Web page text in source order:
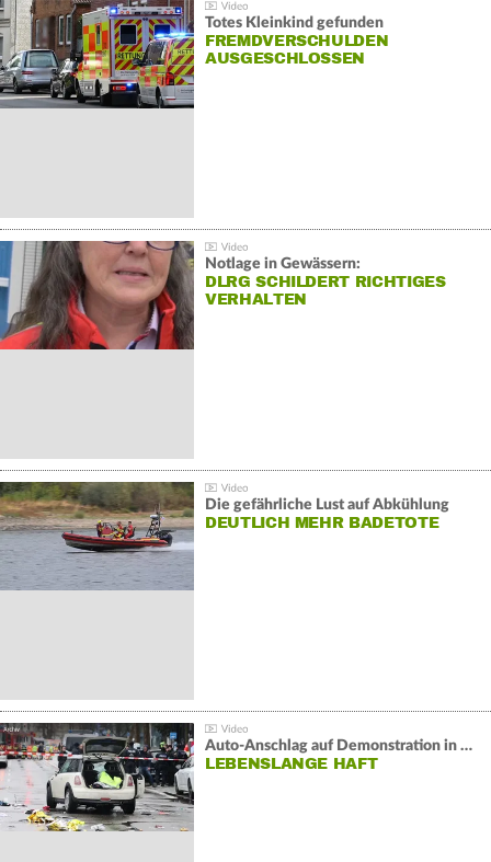
Totes Kleinkind gefunden
FREMDVERSCHULDEN
AUSGESCHLOSSEN
Notlage in Gewässern:
DLRG SCHILDERT RICHTIGES
VERHALTEN
Die gefährliche Lust auf Abkühlung
DEUTLICH MEHR BADETOTE
Auto-Anschlag auf Demonstration in München:
LEBENSLANGE HAFT